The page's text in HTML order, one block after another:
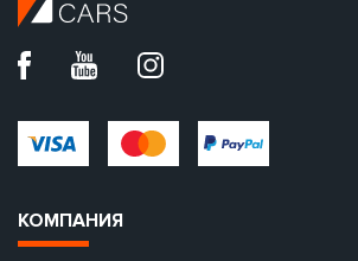
КОМПАНИЯ